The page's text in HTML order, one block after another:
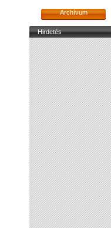
Archívum
Hirdetés